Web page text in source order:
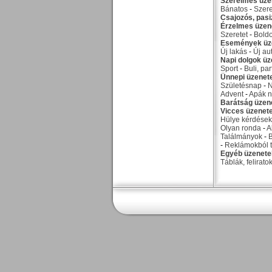
Bánatos -
Csajozós,
Érzelmes
Szeretet-
Események
Új lakás - Új
Napi dolgok
Sport- Buli,
Ünnepi
Születésnap -
Advent-Apák
Barátság
Vicces
Hülye kérdések
Olyan ronda -
Találmányok -
- Reklámokból
Egyéb
Táblák, feliratok